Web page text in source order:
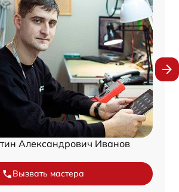
Александрович Иванов
Вызвать мастера